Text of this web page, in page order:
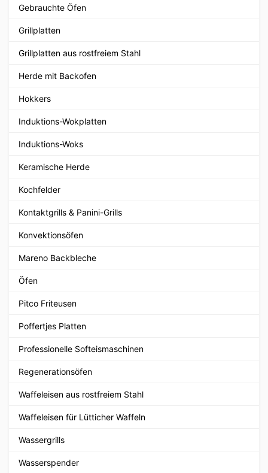
Gebrauchte Öfen
Grillplatten
Grillplatten aus rostfreiem Stahl
Herde mit Backofen
Hokkers
Induktions-Wokplatten
Induktions-Woks
Keramische Herde
Kochfelder
Kontaktgrills & Panini-Grills
Konvektionsöfen
Mareno Backbleche
Öfen
Pitco Friteusen
Poffertjes Platten
Professionelle Softeismaschinen
Regenerationsöfen
Waffeleisen aus rostfreiem Stahl
Waffeleisen für Lütticher Waffeln
Wassergrills
Wasserspender